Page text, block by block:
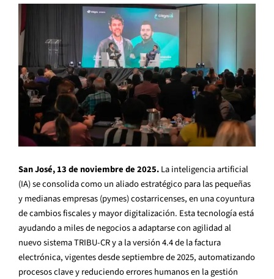
San José, 13 de noviembre de 2025.La inteligencia artificial
(IA) se consolida como un aliado estratégico para las pequeñas
y medianas empresas (pymes) costarricenses, en una coyuntura
de cambios fiscales y mayor digitalización. Esta tecnología está
ayudando a miles de negocios a adaptarse con agilidad al
nuevo sistema TRIBU-CR y a la versión 4.4 de la factura
electrónica, vigentes desde septiembre de 2025, automatizando
procesos clave y reduciendo errores humanos en la gestión